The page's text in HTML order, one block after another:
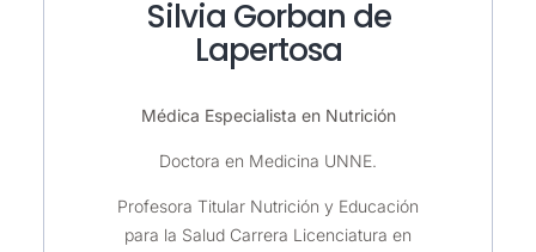
Silvia Gorban de
Lapertosa
Médica Especialista en Nutrición
Doctora en Medicina UNNE.
Profesora Titular Nutrición y Educación
para la Salud Carrera Licenciatura en